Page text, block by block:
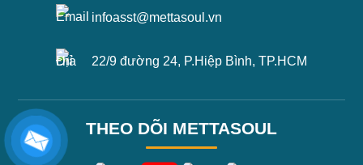
infoasst@mettasoul.vn
22/9 đường 24, P.Hiệp Bình, TP.HCM
THEO DÕI METTASOUL